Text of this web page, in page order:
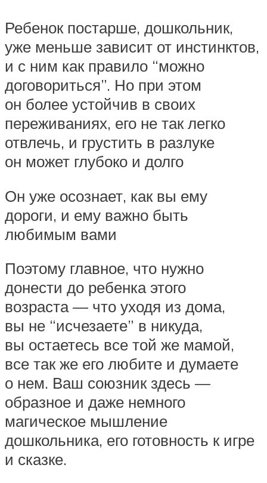
Ребенок постарше, дошкольник,
уже меньше зависит от инстинктов,
и с ним как правило “можно
договориться”. Но при этом
он более устойчив в своих
переживаниях, его не так легко
отвлечь, и грустить в разлуке
он может глубоко и долго
Он уже осознает, как вы ему
дороги, и ему важно быть
любимым вами
Поэтому главное, что нужно
донести до ребенка этого
возраста — что уходя из дома,
вы не “исчезаете” в никуда,
вы остаетесь все той же мамой,
все так же его любите и думаете
о нем. Ваш союзник здесь —
образное и даже немного
магическое мышление
дошкольника, его готовность к игре
и сказке.